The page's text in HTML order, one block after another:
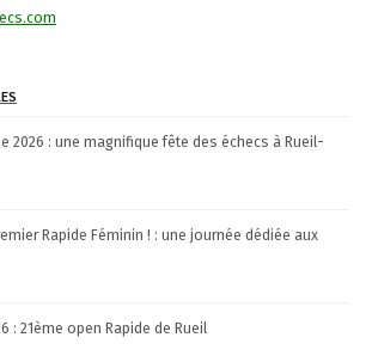
2026 : une magnifique fête des échecs à Rueil-
Rapide Féminin ! : une journée dédiée aux
: 21ème open Rapide de Rueil